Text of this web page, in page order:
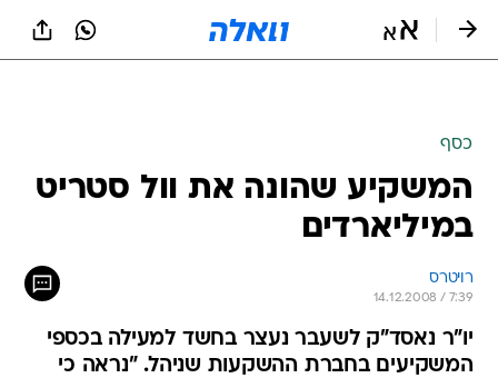
כסף
המשקיע שהונה את וול סטריט
במיליארדים
רויטרס
14.12.2008 / 7:39
יו"ר נאסד"ק לשעבר נעצר בחשד למעילה בכספי
המשקיעים בחברת ההשקעות שניהל. "נראה כי